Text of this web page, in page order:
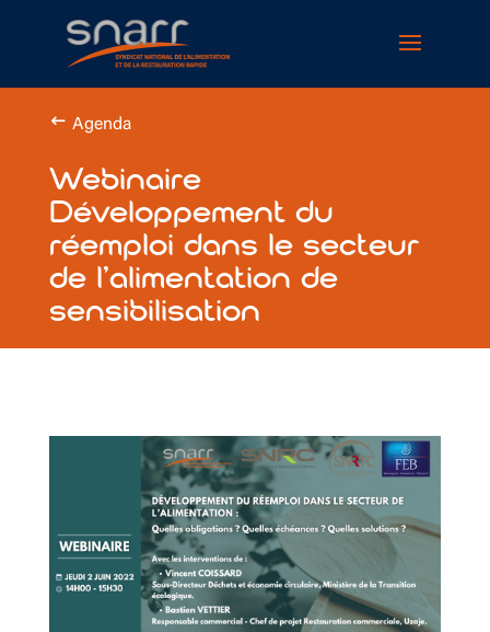
Agenda
Webinaire
Développement du
réemploi dans le secteur
de l’alimentation de
sensibilisation